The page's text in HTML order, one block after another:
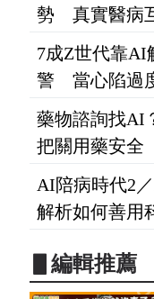
勢 真實醫病
7成Z世代靠AI
警 當心陷過
藥物諮詢找AI
把關用藥安
AI陪病時代2
解析如何善用
▋編輯推薦